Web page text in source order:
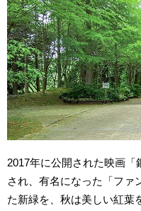
2017年に公開された映画
され、有名になった「ファ
た新緑を、秋は美しい紅葉